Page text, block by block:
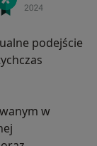
podejście
w